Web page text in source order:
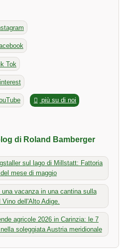
Tok
più su di noi
di Roland Bamberger
sul lago di Millstatt: Fattoria
mese di maggio
una vacanza in una cantina sulla
dell'Alto Adige.
agricole 2026 in Carinzia: le 7
soleggiata Austria meridionale